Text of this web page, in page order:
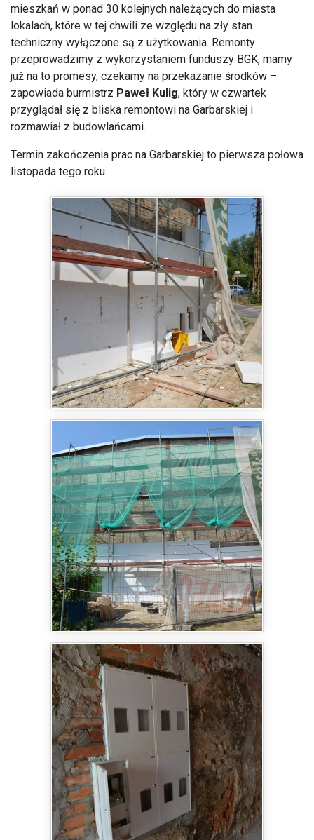
mieszkań w ponad 30 kolejnych należących do miasta
lokalach, które w tej chwili ze wzgl ędu na zły stan
techniczny wyłączone są z użytkowania. Remonty
przeprowadzimy z wykorzystaniem funduszy BGK, mamy
już na to promesy, czekamy na przekazanie środków –
zapowiada burmistrz Paweł Kulig, który w czwartek
przygl ądał się z bliska remontowi na Garbarskiej i
rozmawiał z budowlańcami.
Termin zakończenia prac na Garbarskiej to pierwsza połowa
listopada tego roku.